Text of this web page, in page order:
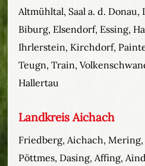
Altmühltal, Saal a. d. Donau,
Biburg, Elsendorf, Essing,
Ihrlerstein, Kirchdorf,
Teugn, Train,
Hallertau
Landkreis Aichach
Friedberg, Aichach, Mering,
Pöttmes, Dasing, Affing,